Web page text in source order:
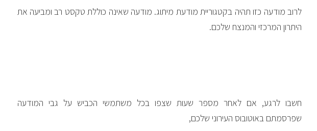
לרוב מודעה כזו תהיה בקטגוריית מודעת מיתוג. מודעה שאינה כוללת טקסט רב ומביעה את
היתרון המרכזי והמנצח שלכם.
חשבו לרגע, אם לאחר מספר שעות שצפו בכל משתמשי הכביש על גבי המודעה
שפרסמתם באוטובוס העירוני שלכם,